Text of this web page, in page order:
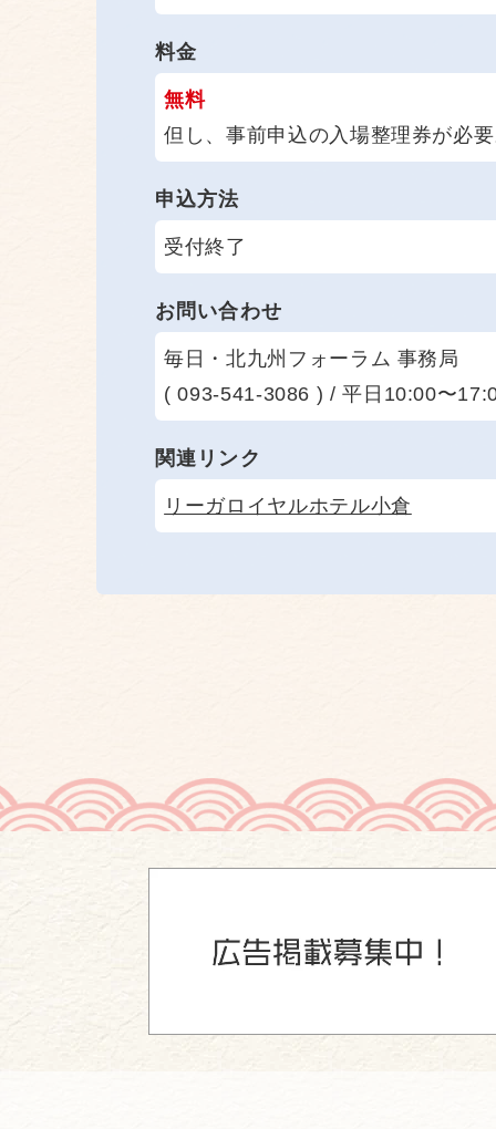
料金
無料
但し、事前申込の入場整理券が必
申込方法
受付終了
お問い合わせ
毎日・北九州フォーラム 事務局
( 093-541-3086 ) / 平日10:00〜
関連リンク
リーガロイヤルホテル小倉